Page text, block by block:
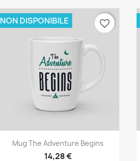
 Anteprima
Mug The Adventure Begins
14,28 €
NON DISPONIBILE favorite_border